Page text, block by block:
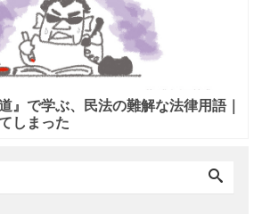
』で学ぶ、民法の難解な法律用語｜
しまった